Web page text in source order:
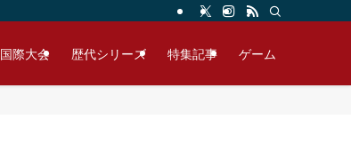
国際大会 歴代シリーズ 特集記事 ゲーム